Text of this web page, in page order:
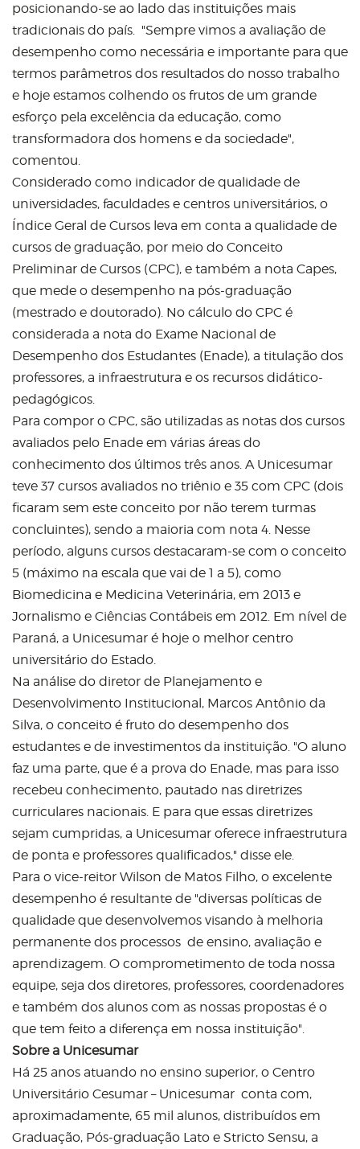
posicionando-se ao lado das instituições mais
tradicionais do país. "Sempre vimos a avaliação de
desempenho como necessária e importante para que
termos parâmetros dos resultados do nosso trabalho
e hoje estamos colhendo os frutos de um grande
esforço pela excelência da educação, como
transformadora dos homens e da sociedade",
comentou.
Considerado como indicador de qualidade de
universidades, faculdades e centros universitários, o
Índice Geral de Cursos leva em conta a qualidade de
cursos de graduação, por meio do Conceito
Preliminar de Cursos (CPC), e também a nota Capes,
que mede o desempenho na pós-graduação
(mestrado e doutorado). No cálculo do CPC é
considerada a nota do Exame Nacional de
Desempenho dos Estudantes (Enade), a titulação dos
professores, a infraestrutura e os recursos didático-
pedagógicos.
Para compor o CPC, são utilizadas as notas dos cursos
avaliados pelo Enade em várias áreas do
conhecimento dos últimos três anos. A Unicesumar
teve 37 cursos avaliados no triênio e 35 com CPC (dois
ficaram sem este conceito por não terem turmas
concluintes), sendo a maioria com nota 4. Nesse
período, alguns cursos destacaram-se com o conceito
5 (máximo na escala que vai de 1 a 5), como
Biomedicina e Medicina Veterinária, em 2013 e
Jornalismo e Ciências Contábeis em 2012. Em nível de
Paraná, a Unicesumar é hoje o melhor centro
universitário do Estado.
Na análise do diretor de Planejamento e
Desenvolvimento Institucional, Marcos Antônio da
Silva, o conceito é fruto do desempenho dos
estudantes e de investimentos da instituição. "O aluno
faz uma parte, que é a prova do Enade, mas para isso
recebeu conhecimento, pautado nas diretrizes
curriculares nacionais. E para que essas diretrizes
sejam cumpridas, a Unicesumar oferece infraestrutura
de ponta e professores qualificados," disse ele.
Para o vice-reitor Wilson de Matos Filho, o excelente
desempenho é resultante de "diversas políticas de
qualidade que desenvolvemos visando à melhoria
permanente dos processos de ensino, avaliação e
aprendizagem. O comprometimento de toda nossa
equipe, seja dos diretores, professores, coordenadores
e também dos alunos com as nossas propostas é o
que tem feito a diferença em nossa instituição".
Sobre a Unicesumar
Há 25 anos atuando no ensino superior, o Centro
Universitário Cesumar – Unicesumar conta com,
aproximadamente, 65 mil alunos, distribuídos em
Graduação, Pós-graduação Lato e Stricto Sensu, a